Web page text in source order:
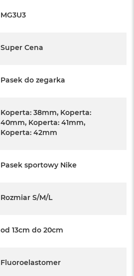
MG3U3
Super Cena
Pasek do zegarka
Koperta: 38mm, Koperta:
40mm, Koperta: 41mm,
Koperta: 42mm
Pasek sportowy Nike
Rozmiar S/M/L
od 13cm do 20cm
Fluoroelastomer